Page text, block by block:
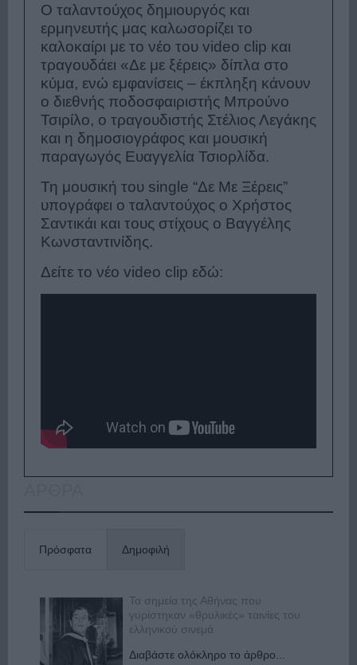
Ο ταλαντούχος δημιουργός και
ερμηνευτής μας καλωσορίζει το
καλοκαίρι με το νέο του video clip και
τραγουδάει «Δε με ξέρεις» δίπλα στο
κύμα, ενώ εμφανίσεις – έκπληξη κάνουν
ο διεθνής ποδοσφαιριστής Μπρούνο
Τσιρίλο, ο τραγουδιστής Στέλιος Λεγάκης
και η δημοσιογράφος και μουσική
παραγωγός Ευαγγελία Τσιορλίδα.
Τη μουσική του single “Δε Με Ξέρεις”
υπογράφει ο ταλαντούχος ο Χρήστος
Σαντικάι και τους στίχους ο Βαγγέλης
Κωνσταντινίδης.
Δείτε το νέο video clip εδώ:
Πρόσφατα Δημοφιλή
Τα σημεία της Αθήνας που
γυρίστηκαν «θρυλικές» ταινίες του
ελληνικού σινεμά
Διαβάστε ολόκληρο το άρθρο...